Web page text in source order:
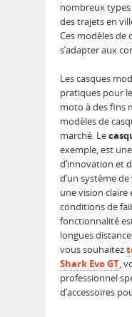
nombreux
des trajets en
Ces modèles de
s’adapter aux
Les casques
pratiques pour
moto à des fins
modèles de
marché. Le
exemple, est
d’innovation et
d’un système
une vision claire
conditions de
fonctionnalité
longues
vous souhaitez
Shark Evo GT,
professionnel
d’accessoires